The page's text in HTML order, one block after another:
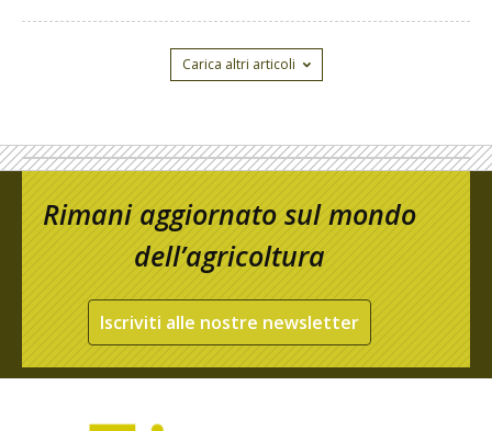
Carica altri articoli
Rimani aggiornato sul mondo
dell’agricoltura
Iscriviti alle nostre newsletter